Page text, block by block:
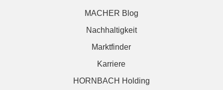
MACHER Blog
Nachhaltigkeit
Marktfinder
Karriere
HORNBACH Holding